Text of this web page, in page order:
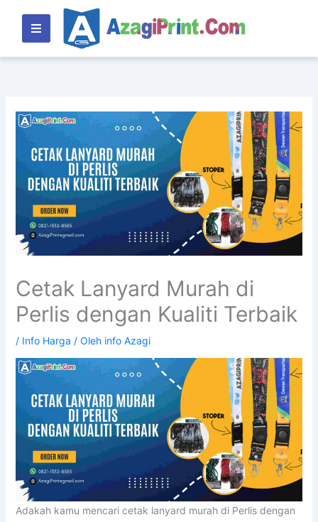
konten
Cetak Lanyard Murah di
Perlis dengan Kualiti Terbaik
/ Info Harga / Oleh info Azagi
Adakah kamu mencari cetak lanyard murah di Perlis dengan